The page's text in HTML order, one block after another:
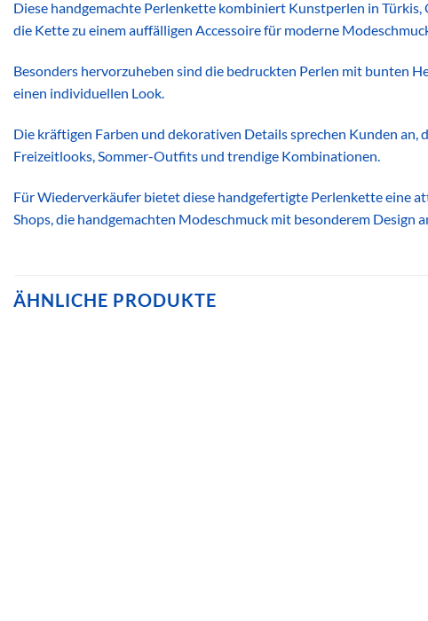
Diese handgemachte Perlenkette kombiniert Kunstperlen in
die Kette zu einem auffälligen Accessoire für moderne
Besonders hervorzuheben sind die bedruckten Perlen mit bunten
einen individuellen Look.
Die kräftigen Farben und dekorativen Details sprechen Kunden
Freizeitlooks, Sommer-Outfits und trendige Kombinationen.
Für Wiederverkäufer bietet diese handgefertigte Perlenkette eine
Shops, die handgemachten Modeschmuck mit besonderem Design
ÄHNLICHE PRODUKTE